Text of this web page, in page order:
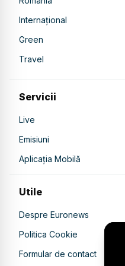
Internațional
Green
Travel
Servicii
Live
Emisiuni
Aplicația Mobilă
Utile
Despre Euronews
Politica Cookie
Formular de contact